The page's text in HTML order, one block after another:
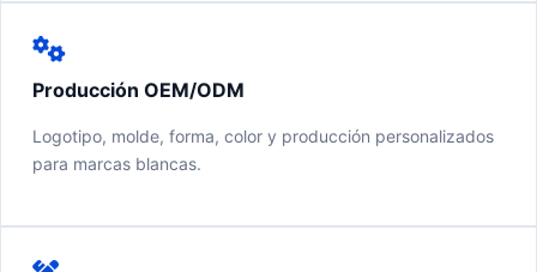
Producción OEM/ODM
Logotipo, molde, forma, color y producción personalizados
para marcas blancas.